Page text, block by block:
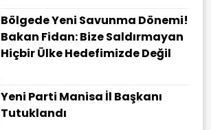
Bölgede Yeni Savunma Dönemi!
Bakan Fidan: Bize Saldırmayan
Hiçbir Ülke Hedefimizde Değil
Yeni Parti Manisa İl Başkanı
Tutuklandı